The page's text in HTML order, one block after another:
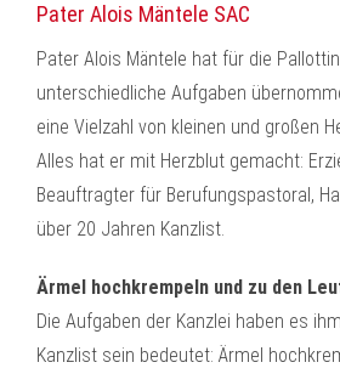
Pater Alois Mäntele SAC
Pater Alois Mäntele hat für die
unterschiedliche Aufgaben
eine Vielzahl von kleinen und großen
Alles hat er mit Herzblut gemacht:
Beauftragter für Berufungspastoral,
über 20 Jahren Kanzlist.
Ärmel hochkrempeln und zu den
Die Aufgaben der Kanzlei haben es
Kanzlist sein bedeutet: Ärmel